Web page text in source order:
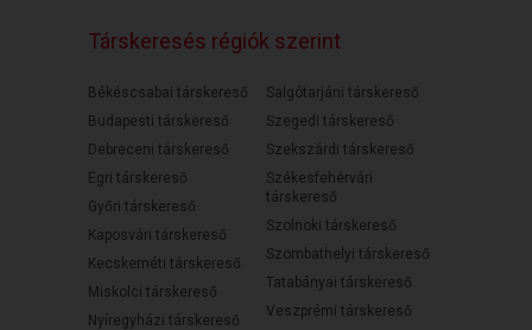
Társkeresés régiók szerint
Békéscsabai társkereső
Budapesti társkereső
Debreceni társkereső
Egri társkereső
Győri társkereső
Kaposvári társkereső
Kecskeméti társkereső
Miskolci társkereső
Nyíregyházi társkereső
Salgótarjáni társkereső
Szegedi társkereső
Szekszárdi társkereső
Székesfehérvári
társkereső
Szolnoki társkereső
Szombathelyi társkereső
Tatabányai társkereső
Veszprémi társkereső